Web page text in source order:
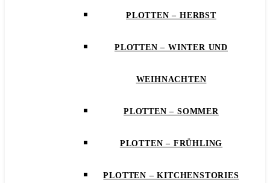
PLOTTEN – HERBST
PLOTTEN – WINTER UND
WEIHNACHTEN
PLOTTEN – SOMMER
PLOTTEN – FRÜHLING
PLOTTEN – KITCHENSTORIES